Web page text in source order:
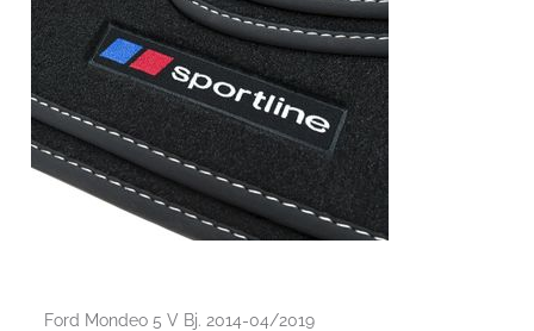
Ford Mondeo 5 V Bj. 2014-04/2019